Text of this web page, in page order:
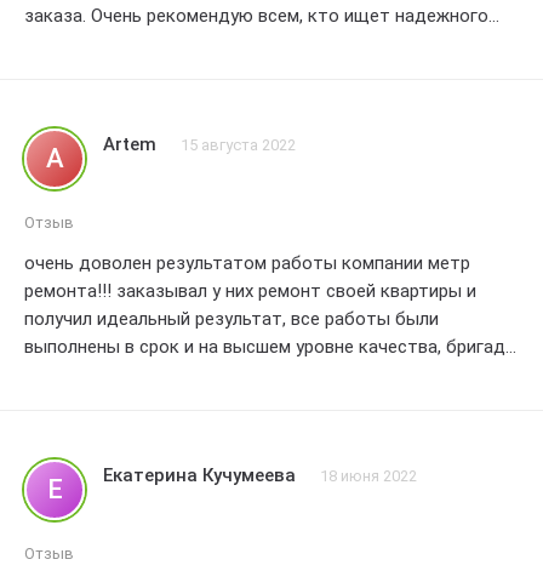
заказа. Очень рекомендую всем, кто ищет надежного
A Artem 15 августа 2022
Отзыв
очень доволен результатом работы компании метр
ремонта!!! заказывал у них ремонт своей квартиры и
получил идеальный результат, все работы были
выполнены в срок и на высшем уровне качества, бригада
было сделано с учетом моих пожеланий и требований,
большое спасибо за отличную работу!!! обязательно
буду рекомендовать метр ремонта всем своим
Е Екатерина Кучумеева 18 июня 2022
Отзыв